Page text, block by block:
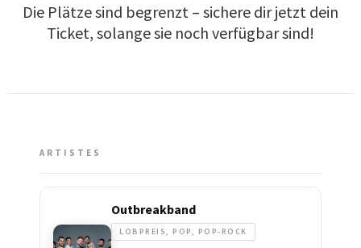
Die Plätze sind begrenzt – sichere dir jetzt dein
Ticket, solange sie noch verfügbar sind!
ARTISTES
Outbreakband
LOBPREIS, POP, POP-ROCK